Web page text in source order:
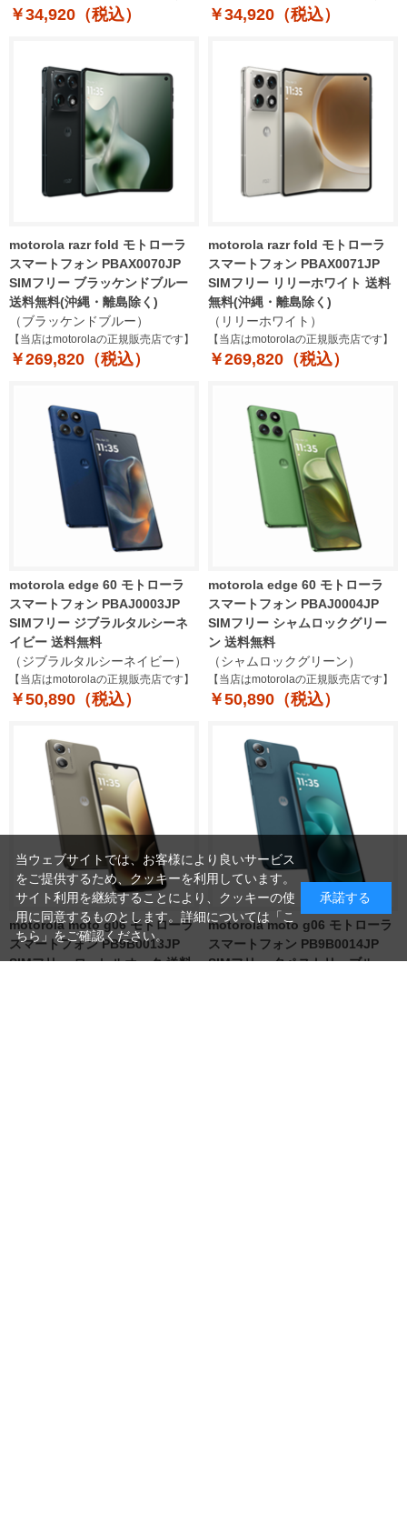
￥34,920（税込） ￥34,920（税込）
motorola razr fold モトローラ
スマートフォン PBAX0070JP
SIMフリー ブラッケンドブルー
送料無料(沖縄・離島除く)
（ブラッケンドブルー）
【当店はmotorolaの正規販売店です】
￥269,820（税込）
motorola razr fold モトローラ
スマートフォン PBAX0071JP
SIMフリー リリーホワイト 送料
無料(沖縄・離島除く)
（リリーホワイト）
【当店はmotorolaの正規販売店です】
￥269,820（税込）
motorola edge 60 モトローラ
スマートフォン PBAJ0003JP
SIMフリー ジブラルタルシーネ
イビー 送料無料
（ジブラルタルシーネイビー）
【当店はmotorolaの正規販売店です】
￥50,890（税込）
motorola edge 60 モトローラ
スマートフォン PBAJ0004JP
SIMフリー シャムロックグリー
ン 送料無料
（シャムロックグリーン）
【当店はmotorolaの正規販売店です】
￥50,890（税込）
motorola moto g06 モトローラ
スマートフォン PB9B0013JP
SIMフリー ローレルオーク 送料
motorola moto g06 モトローラ
スマートフォン PB9B0014JP
SIMフリー タペストリーブルー
当ウェブサイトでは、お客様により良いサービス
をご提供するため、クッキーを利用しています。
サイト利用を継続することにより、クッキーの使
用に同意するものとします。詳細については「 こ
ちら 」をご確認ください。
承諾する